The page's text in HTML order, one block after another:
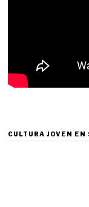
CULTURA JOVEN EN